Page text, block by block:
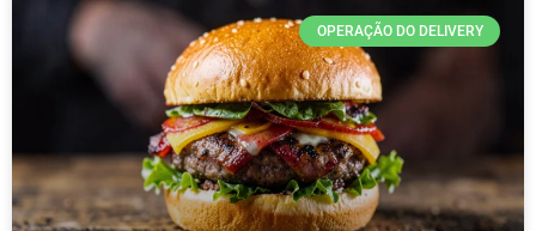
OPERAÇÃO DO DELIVERY